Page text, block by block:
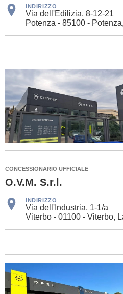
INDIRIZZO
Via dell'Edilizia, 8-12-21
Potenza - 85100 -
CONCESSIONARIO UFFICIALE
O.V.M. S.r.l.
INDIRIZZO
Via dell'Industria, 1-1/a
Viterbo - 01100 - Viterbo,